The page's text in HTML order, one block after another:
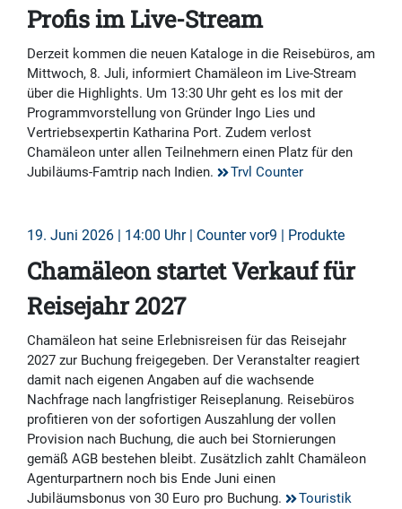
Profis im Live-Stream
Derzeit kommen die neuen Kataloge in die Reisebüros, am
Mittwoch, 8. Juli, informiert Chamäleon im Live-Stream
über die Highlights. Um 13:30 Uhr geht es los mit der
Programmvorstellung von Gründer Ingo Lies und
Vertriebsexpertin Katharina Port. Zudem verlost
Chamäleon unter allen Teilnehmern einen Platz für den
Jubiläums-Famtrip nach Indien.
Trvl Counter
19. Juni 2026 | 14:00 Uhr | Counter vor9 | Produkte
Chamäleon startet Verkauf für
Reisejahr 2027
Chamäleon hat seine Erlebnisreisen für das Reisejahr
2027 zur Buchung freigegeben. Der Veranstalter reagiert
damit nach eigenen Angaben auf die wachsende
Nachfrage nach langfristiger Reiseplanung. Reisebüros
profitieren von der sofortigen Auszahlung der vollen
Provision nach Buchung, die auch bei Stornierungen
gemäß AGB bestehen bleibt. Zusätzlich zahlt Chamäleon
Agenturpartnern noch bis Ende Juni einen
Jubiläumsbonus von 30 Euro pro Buchung.
Touristik